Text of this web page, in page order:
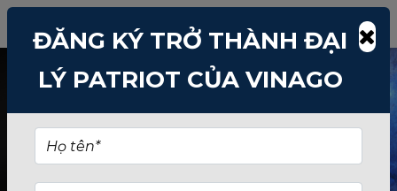
ĐĂNG KÝ TRỞ THÀNH ĐẠI
LÝ PATRIOT CỦA VINAGO